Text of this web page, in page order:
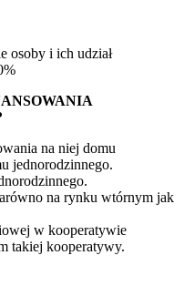
osoby i ich udział
na niej domu
jednorodzinnego.
na rynku wtórnym jak
w kooperatywie
takiej kooperatywy.